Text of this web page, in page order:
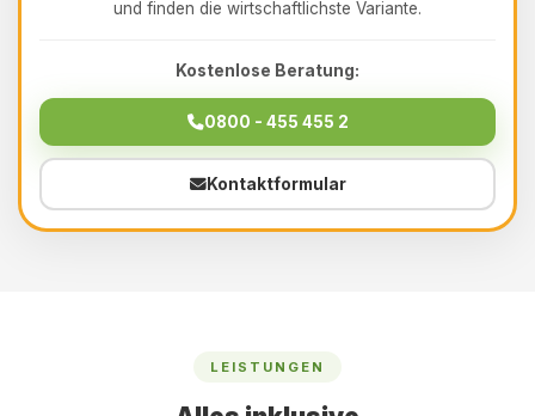
und finden die wirtschaftlichste Variante.
Kostenlose Beratung:
0800 - 455 455 2
Kontaktformular
LEISTUNGEN